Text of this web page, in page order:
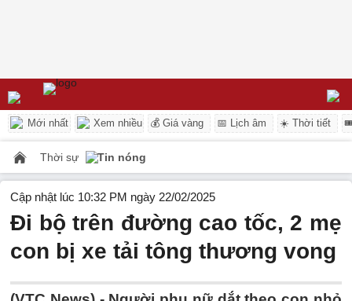
Mới nhất Xem nhiều 💰 Giá vàng 📅 Lịch âm ☀️ Thời tiết
Thời sự Tin nóng
Cập nhật lúc 10:32 PM ngày 22/02/2025
Đi bộ trên đường cao tốc, 2 mẹ
con bị xe tải tông thương vong